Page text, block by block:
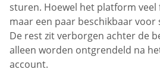
sturen. Hoewel het platform
maar een paar beschikbaar
De rest zit verborgen achter de
alleen worden ontgrendeld na
account.